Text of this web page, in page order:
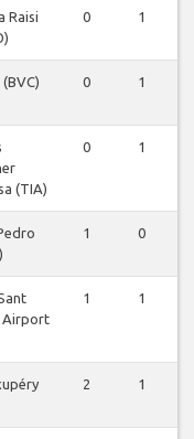
Raisi
0 1
0 1
(TIA)
0 1
1 0
Airport
1 1
2 1